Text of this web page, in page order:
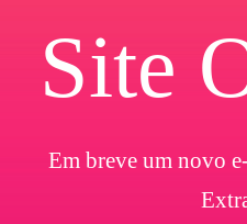
Site
Em breve um novo